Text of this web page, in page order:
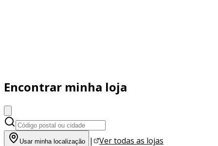
Encontrar minha loja
Usar minha localização |
Ver todas as lojas